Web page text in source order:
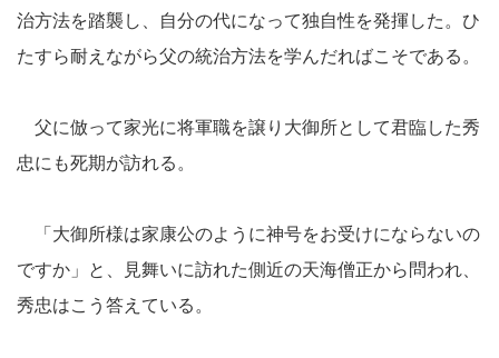
治方法を踏襲し、自分の代になって独自性を発揮した。ひ
たすら耐えながら父の統治方法を学んだればこそである。
父に倣って家光に将軍職を譲り大御所として君臨した秀
忠にも死期が訪れる。
「大御所様は家康公のように神号をお受けにならないの
ですか」と、見舞いに訪れた側近の天海僧正から問われ、
秀忠はこう答えている。